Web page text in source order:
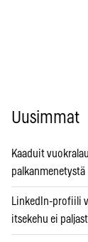
Uusimmat
Kaaduit
palkanmenetystä
LinkedIn-profiili
itsekehu ei